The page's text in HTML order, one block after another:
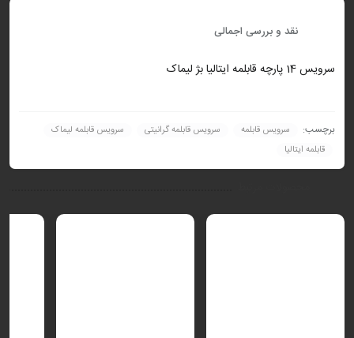
نقد و بررسی اجمالی
سرویس 14 پارچه قابلمه ایتالیا بژ لیماک
برچسب: سرویس قابلمه سرویس قابلمه گرانیتی
سرویس قابلمه لیماک
قابلمه ایتالیا